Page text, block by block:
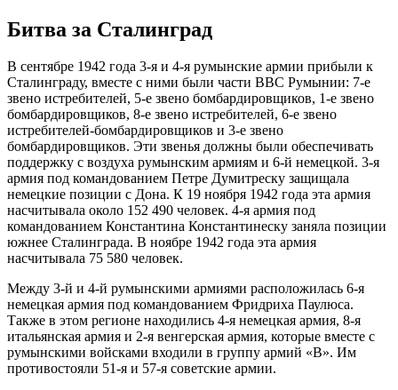
Битва за Сталинград
В сентябре 1942 года 3-я и 4-я румынские армии прибыли к
Сталинграду, вместе с ними были части ВВС Румынии: 7-е
звено истребителей, 5-е звено бомбардировщиков, 1-е звено
бомбардировщиков, 8-е звено истребителей, 6-е звено
истребителей-бомбардировщиков и 3-е звено
бомбардировщиков. Эти звенья должны были обеспечивать
поддержку с воздуха румынским армиям и 6-й немецкой. 3-я
армия под командованием Петре Думитреску защищала
немецкие позиции с Дона. К 19 ноября 1942 года эта армия
насчитывала около 152 490 человек. 4-я армия под
командованием Константина Константинеску заняла позиции
южнее Сталинграда. В ноябре 1942 года эта армия
насчитывала 75 580 человек.
Между 3-й и 4-й румынскими армиями расположилась 6-я
немецкая армия под командованием Фридриха Паулюса.
Также в этом регионе находились 4-я немецкая армия, 8-я
итальянская армия и 2-я венгерская армия, которые вместе с
румынскими войсками входили в группу армий «B». Им
противостояли 51-я и 57-я советские армии.